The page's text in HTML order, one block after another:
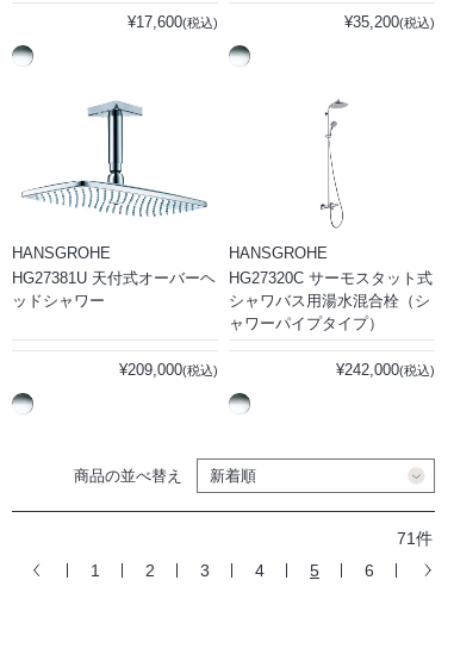
¥17,600(税込) ¥35,200(税込)
HANSGROHE
HG27381U 天付式オーバーヘ
ッドシャワー
¥209,000(税込)
HANSGROHE
HG27320C サーモスタット式
シャワバス用湯水混合栓（シ
ャワーパイプタイプ）
¥242,000(税込)
商品の並べ替え
71件
1
2 3 4 5 6